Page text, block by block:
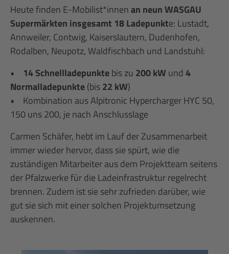
Heute finden E-Mobilist*innenan neun WASGAU
Supermärkten insgesamt 18 Ladepunkte: Lustadt,
Annweiler, Contwig, Kaiserslautern, Dudenhofen,
Rodalben, Neupotz, Waldfischbach und Landstuhl:
• 14 Schnellladepunktebis zu 200 kW und 4
Normalladepunkte(bis22 kW)
• Kombination aus Alpitronic Hypercharger HYC 50,
150 uns 200, je nach Anschlusslage
Carmen Schäfer, hebt im Lauf der Zusammenarbeit
immer wieder hervor, dass sie spürt, wie die
zuständigen Mitarbeiter aus dem Projektteam seitens
der Pfalzwerke für die Ladeinfrastruktur regelrecht
brennen. Zudem ist sie sehr zufrieden darüber, wie
gut sie sich mit einer solchen Projektumsetzung
auskennen.